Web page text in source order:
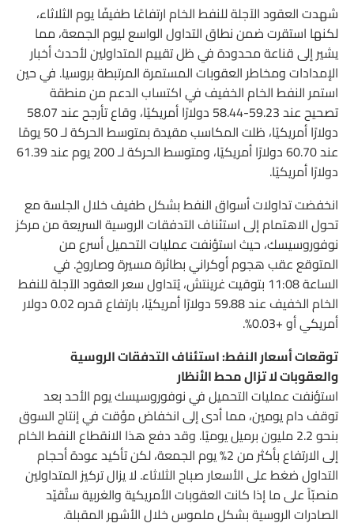
شهدت العقود الآجلة للنفط الخام ارتفاعًا طفيفًا يوم الثلاثاء،
لكنها استقرت ضمن نطاق التداول الواسع ليوم الجمعة، مما
يشير إلى قناعة محدودة في ظل تقييم المتداولين لأحدث أخبار
الإمدادات ومخاطر العقوبات المستمرة المرتبطة بروسيا. في حين
استمر النفط الخام الخفيف في اكتساب الدعم من منطقة
تصحيح عند 59.23-58.44 دولارًا أمريكيًا، وقاع تأرجح عند 58.07
دولارًا أمريكيًا، ظلت المكاسب مقيدة بمتوسط ​​الحركة لـ 50 يومًا
عند 60.70 دولارًا أمريكيًا، ومتوسط ​​الحركة لـ 200 يوم عند 61.39
دولارًا أمريكيًا.
انخفضت تداولات أسواق النفط بشكل طفيف خلال الجلسة مع
تحول الاهتمام إلى استئناف التدفقات الروسية السريعة من مركز
نوفوروسيسك، حيث استؤنفت عمليات التحميل أسرع من
المتوقع عقب هجوم أوكراني بطائرة مسيرة وصاروخ. في
الساعة 11:08 بتوقيت غرينتش، يُتداول سعر العقود الآجلة للنفط
الخام الخفيف عند 59.88 دولارًا أمريكيًا، بارتفاع قدره 0.02 دولار
أمريكي أو +0.03%.
توقعات أسعار النفط: استئناف التدفقات الروسية
والعقوبات لا تزال محط الأنظار
استؤنفت عمليات التحميل في نوفوروسيسك يوم الأحد بعد
توقف دام يومين، مما أدى إلى انخفاض مؤقت في إنتاج السوق
بنحو 2.2 مليون برميل يوميًا. وقد دفع هذا الانقطاع النفط الخام
إلى الارتفاع بأكثر من 2% يوم الجمعة، لكن تأكيد عودة أحجام
التداول ضغط على الأسعار صباح الثلاثاء. لا يزال تركيز المتداولين
منصبّاً على ما إذا كانت العقوبات الأمريكية والغربية ستُقيّد
الصادرات الروسية بشكل ملموس خلال الأشهر المقبلة.